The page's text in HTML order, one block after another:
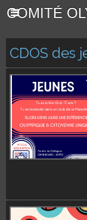
COMITÉ
CDOS des